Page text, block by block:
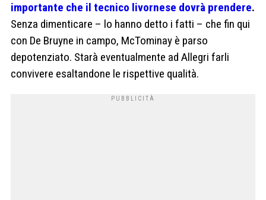
importante che il tecnico livornese dovrà prendere.
Senza dimenticare – lo hanno detto i fatti – che fin qui
con De Bruyne in campo, McTominay è parso
depotenziato. Starà eventualmente ad Allegri farli
convivere esaltandone le rispettive qualità.